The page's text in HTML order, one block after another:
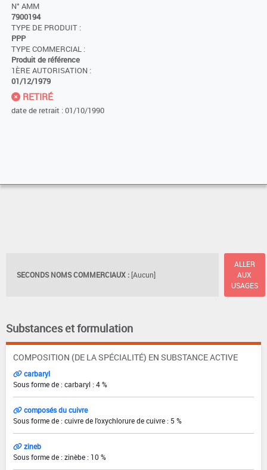
N° AMM
7900194
TYPE DE PRODUIT :
PPP
TYPE COMMERCIAL :
Produit de référence
1ÈRE AUTORISATION :
01/12/1979
RETIRÉ
date de retrait : 01/10/1990
SECONDS NOMS COMMERCIAUX : [Aucun]
ALLER
AUX
USAGES
Substances et formulation
COMPOSITION (DE LA SPÉCIALITÉ) EN SUBSTANCE ACTIVE
carbaryl
Sous forme de : carbaryl : 4 %
composés du cuivre
Sous forme de : cuivre de l'oxychlorure de cuivre : 5 %
zineb
Sous forme de : zinèbe : 10 %